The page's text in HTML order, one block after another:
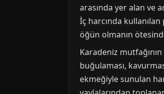
arasında yer alan ve
İç harcında
öğün olmanın
Karadeniz
buğulaması,
ekmeğiyle sunulan